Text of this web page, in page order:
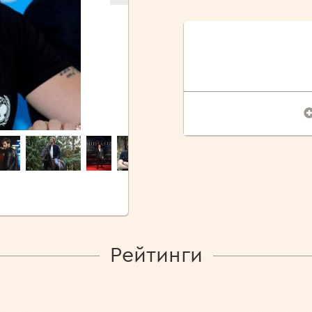
Рейтинги